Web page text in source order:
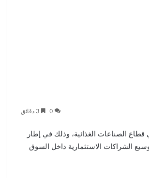
0
قطاع الصناعات الغذائية، وذلك في إطار
الشراكات الاستثمارية داخل السوق